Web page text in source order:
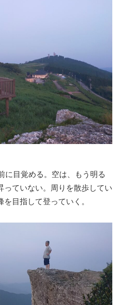
に目覚める。空は、もう明る
っていない。周りを散歩してい
目指して登っていく。